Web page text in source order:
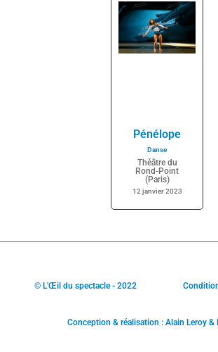
Pénélope
Danse
Théâtre du
Rond-Point
(Paris)
12 janvier 2023
© L'Œil du spectacle - 2022
Conception & réalisation : Alain Leroy &